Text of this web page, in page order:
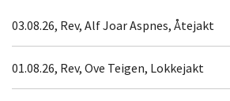
03.08.26, Rev, Alf Joar Aspnes, Åtejakt
01.08.26, Rev, Ove Teigen, Lokkejakt